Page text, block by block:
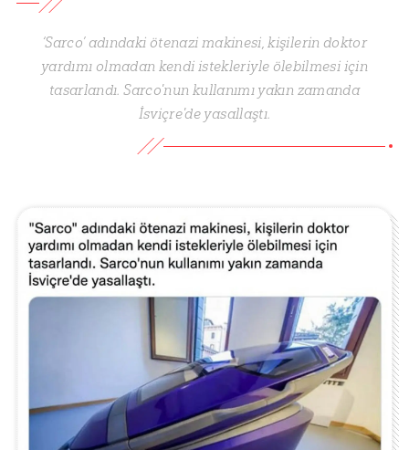
‘Sarco’ adındaki ötenazi makinesi, kişilerin doktor
yardımı olmadan kendi istekleriyle ölebilmesi için
tasarlandı. Sarco'nun kullanımı yakın zamanda
İsviçre'de yasallaştı.